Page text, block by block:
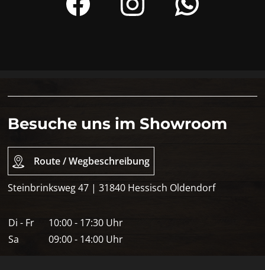
Besuche uns im Showroom
Route / Wegbeschreibung
Steinbrinksweg 47 | 31840 Hessisch Oldendorf
Di - Fr
10:00 - 17:30 Uhr
Sa
09:00 - 14:00 Uhr